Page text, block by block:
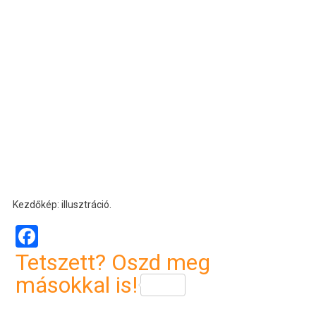
Kezdőkép: illusztráció.
Facebook
Tetszett? Oszd meg
másokkal is!